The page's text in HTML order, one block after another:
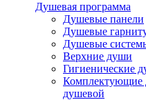
Душевая программа
Душевые панели
Душевые
Душевые
Верхние души
Гигиенические
Комплектующие
душевой